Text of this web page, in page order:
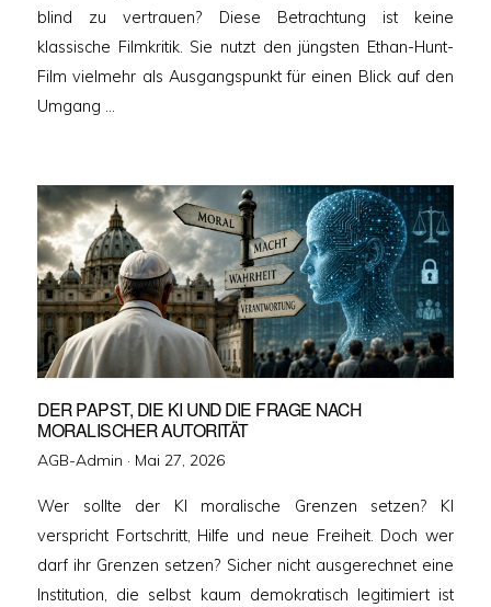
blind zu vertrauen? Diese Betrachtung ist keine
klassische Filmkritik. Sie nutzt den jüngsten Ethan-Hunt-
Film vielmehr als Ausgangspunkt für einen Blick auf den
Umgang …
DER PAPST, DIE KI UND DIE FRAGE NACH
MORALISCHER AUTORITÄT
AGB-Admin · Veröffentlicht
Mai 27, 2026
Wer sollte der KI moralische Grenzen setzen? KI
verspricht Fortschritt, Hilfe und neue Freiheit. Doch wer
darf ihr Grenzen setzen? Sicher nicht ausgerechnet eine
Institution, die selbst kaum demokratisch legitimiert ist